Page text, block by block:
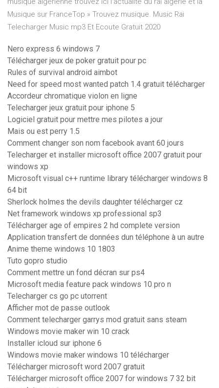
Musique sur FranceTop » Trouvez musique. Music Rai
Telecharger Music mp3 Et Ecoute Gratuit 2020
Nero express 6 windows 7
Télécharger jeux de poker gratuit pour pc
Rules of survival android aimbot
Need for speed most wanted patch 1.4 gratuit télécharger
Accordeur chromatique violon en ligne
Telecharger jeux gratuit pour iphone 5
Logiciel gratuit pour mettre mes pilotes a jour
Mais ou est perry 1.5
Comment changer son nom facebook avant 60 jours
Telecharger et installer microsoft office 2007 gratuit pour
windows xp
Microsoft visual c++ runtime library télécharger windows 8
64 bit
Sherlock holmes the devils daughter télécharger cz
Net framework windows xp professional sp3
Télécharger age of empires 2 hd complete version
Application transfert de données dun téléphone à un autre
Anime theme windows 10 1803
Tuto gopro studio
Comment mettre un fond décran sur ps4
Microsoft media feature pack windows 10 pro n
Telecharger cs go pc utorrent
Afficher mot de passe outlook
Comment telecharger garrys mod gratuit sans steam
Windows movie maker win 10 crack
Installer icloud sur iphone 6
Windows movie maker windows 10 télécharger
Télécharger microsoft word 2007 gratuit
Télécharger microsoft office 2007 for windows 7 32 bit